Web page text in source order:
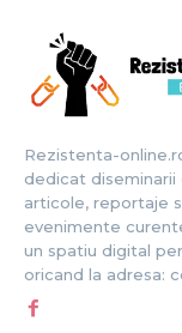
Rezistenta-
dedicat
articole, reportaje
evenimente
un spatiu digital
oricand la adresa: